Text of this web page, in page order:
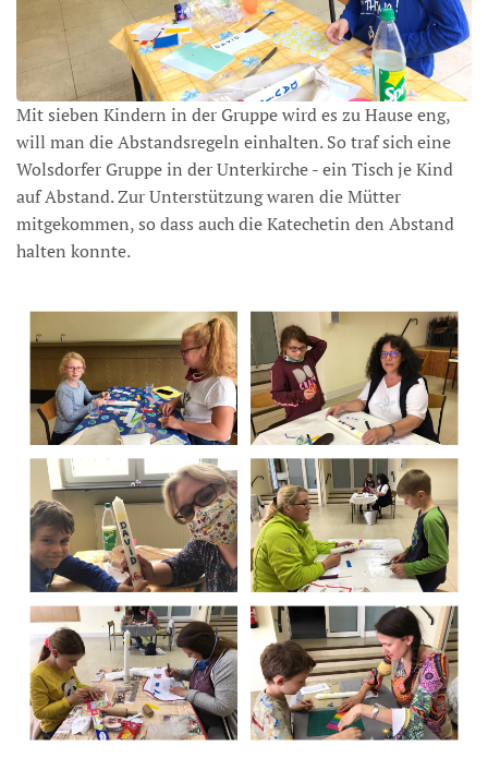
Mit sieben Kindern in der Gruppe wird es zu Hause eng,
will man die Abstandsregeln einhalten. So traf sich eine
Wolsdorfer Gruppe in der Unterkirche - ein Tisch je Kind
auf Abstand. Zur Unterstützung waren die Mütter
mitgekommen, so dass auch die Katechetin den Abstand
halten konnte.